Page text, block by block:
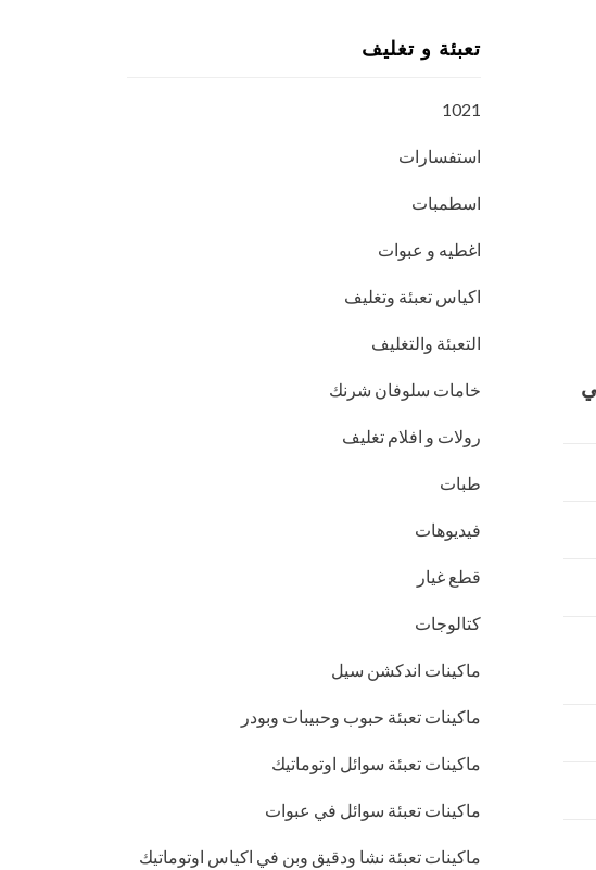
تعبئة و تغليف
1021
استفسارات
اسطمبات
اغطيه و عبوات
اكياس تعبئة وتغليف
التعبئة والتغليف
خامات سلوفان شرنك
رولات و افلام تغليف
طبات
فيديوهات
قطع غيار
كتالوجات
ماكينات اندكشن سيل
ماكينات تعبئة حبوب وحبيبات وبودر
ماكينات تعبئة سوائل اوتوماتيك
ماكينات تعبئة سوائل في عبوات
ماكينات تعبئة نشا ودقيق وبن في اكياس اوتوماتيك